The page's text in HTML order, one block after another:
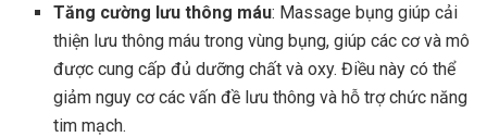
Tăng cường lưu thông máu: Massage bụng giúp cải
thiện lưu thông máu trong vùng bụng, giúp các cơ và mô
được cung cấp đủ dưỡng chất và oxy. Điều này có thể
giảm nguy cơ các vấn đề lưu thông và hỗ trợ chức năng
tim mạch.